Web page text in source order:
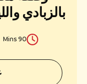
بالزبادي
90 Mins